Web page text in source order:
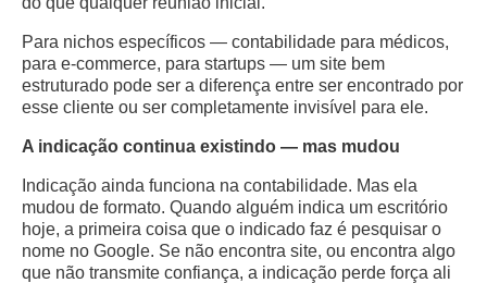
Para nichos específicos — contabilidade para médicos,
para e-commerce, para startups — um site bem
estruturado pode ser a diferença entre ser encontrado por
esse cliente ou ser completamente invisível para ele.
A indicação continua existindo — mas mudou
Indicação ainda funciona na contabilidade. Mas ela
mudou de formato. Quando alguém indica um escritório
hoje, a primeira coisa que o indicado faz é pesquisar o
nome no Google. Se não encontra site, ou encontra algo
que não transmite confiança, a indicação perde força ali